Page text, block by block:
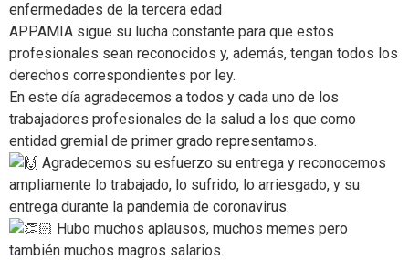
enfermedades de la tercera edad
APPAMIA sigue su lucha constante para que estos
profesionales sean reconocidos y, además, tengan todos los
derechos correspondientes por ley.
En este día agradecemos a todos y cada uno de los
trabajadores profesionales de la salud a los que como
entidad gremial de primer grado representamos.
Agradecemos su esfuerzo su entrega y reconocemos
ampliamente lo trabajado, lo sufrido, lo arriesgado, y su
entrega durante la pandemia de coronavirus.
Hubo muchos aplausos, muchos memes pero
también muchos magros salarios.